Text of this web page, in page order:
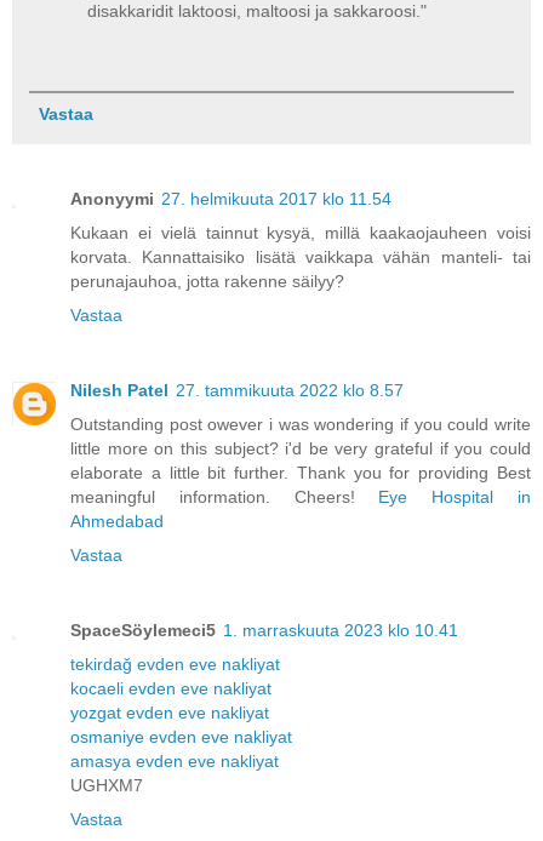
disakkaridit laktoosi, maltoosi ja sakkaroosi."
Vastaa
Anonyymi 27. helmikuuta 2017 klo 11.54
Kukaan ei vielä tainnut kysyä, millä kaakaojauheen voisi
korvata. Kannattaisiko lisätä vaikkapa vähän manteli- tai
perunajauhoa, jotta rakenne säilyy?
Vastaa
Nilesh Patel 27. tammikuuta 2022 klo 8.57
Outstanding post owever i was wondering if you could write
little more on this subject? i'd be very grateful if you could
elaborate a little bit further. Thank you for providing Best
meaningful information. Cheers! Eye Hospital in
Ahmedabad
Vastaa
SpaceSöylemeci5 1. marraskuuta 2023 klo 10.41
tekirdağ evden eve nakliyat
kocaeli evden eve nakliyat
yozgat evden eve nakliyat
osmaniye evden eve nakliyat
amasya evden eve nakliyat
UGHXM7
Vastaa